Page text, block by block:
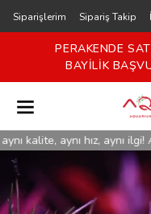
Siparişlerim Sipariş Takip
BULUNMAMAKTADIR.
İÇİN HEMEN TIKLA!
aynı hız, aynı ilgi!